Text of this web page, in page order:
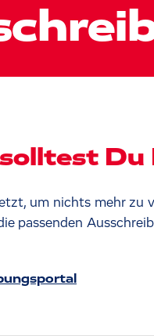
Du
um nichts mehr zu
passenden